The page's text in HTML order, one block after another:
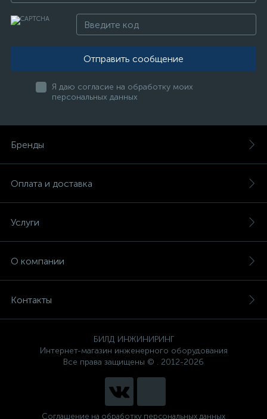
Отправить сообщение
Я даю согласие на обработку моих
персональных данных
Бренды
Оплата и доставка
Услуги
О компании
Контакты
БИЛД ИНЖИНИРИНГ
Интернет-магазин инженерного оборудования
Все права защищены © . 2012-2026
Соглашение на обработку персональных данных